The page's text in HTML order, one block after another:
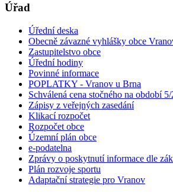
Úřad
Úřední deska
Obecně závazné vyhlášky obce
Zastupitelstvo obce
Úřední hodiny
Povinné informace
POPLATKY - Vranov u Brna
Schválená cena stočného na období
Zápisy z veřejných zasedání
Klikací rozpočet
Rozpočet obce
Územní plán obce
e-podatelna
Zprávy o poskytnutí informace dle
Plán rozvoje sportu
Adaptační strategie pro Vranov